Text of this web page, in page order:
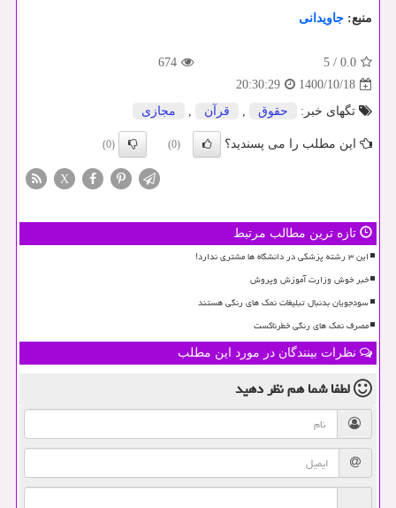
منبع: جاویدانی
0.0
/
5
674
1400/10/18
20:30:29
تگهای خبر:
حقوق , قرآن , مجازی
این مطلب را می پسندید؟ (0)
(0)
X
تازه ترین مطالب مرتبط
این ۳ رشته پزشکی در دانشگاه ها مشتری ندارد!
خبر خوش وزارت آموزش وپروش
سودجویان بدنبال تبلیغات نمک های رنگی هستند
مصرف نمک های رنگی خطرناکست
نظرات بینندگان در مورد این مطلب
لطفا شما همنظر دهید